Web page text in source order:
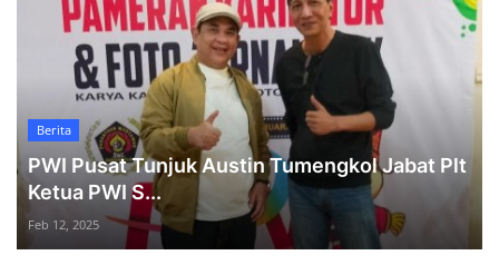
Berita
PWI Pusat Tunjuk Austin Tumengkol Jabat Plt
Ketua PWI S...
Feb 12, 2025